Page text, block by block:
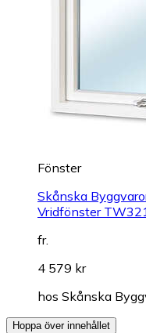
Fönster
Skånska
Vridfönster
fr.
4 579 kr
hos Skånska
Hoppa över innehållet